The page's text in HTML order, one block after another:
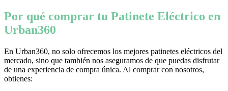
Por qué comprar tu Patinete Eléctrico en
Urban360
En Urban360, no solo ofrecemos los mejores patinetes eléctricos del
mercado, sino que también nos aseguramos de que puedas disfrutar
de una experiencia de compra única. Al comprar con nosotros,
obtienes: